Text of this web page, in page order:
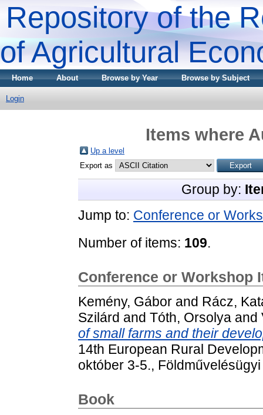
Repository of the
of Agricultural
Home About Browse by Year Browse by Subject
Login
Items where
Up a level
Export as
Group by:
Jump to: Conference or
Number of items: 109.
Conference or Workshop
Kemény, Gábor and Rácz,
Szilárd and Tóth, Orsolya and
of small farms and their
14th European Rural
október 3-5.,
Book